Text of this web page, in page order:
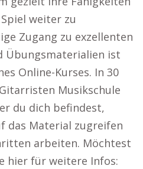
weiter zu
Zugang zu exzellenten
Übungsmaterialien ist
Online-Kurses. In 30
Musikschule
du dich befindest,
das Material zugreifen
arbeiten. Möchtest
hier für weitere Infos: